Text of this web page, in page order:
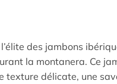
des jambons
la montanera. Ce
délicate, une